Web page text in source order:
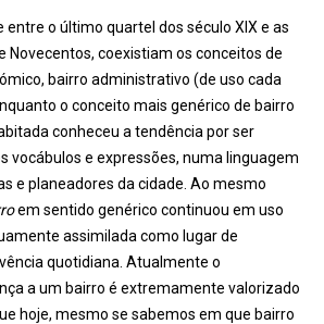
entre o último quartel dos século XIX e as
Novecentos, coexistiam os conceitos de
bairro administrativo (de uso cada
o conceito mais genérico de bairro
conheceu a tendência por ser
vocábulos e expressões, numa linguagem
e planeadores da cidade. Ao mesmo
em sentido genérico continuou em uso
assimilada como lugar de
quotidiana. Atualmente o
a um bairro é extremamente valorizado
hoje, mesmo se sabemos em que bairro